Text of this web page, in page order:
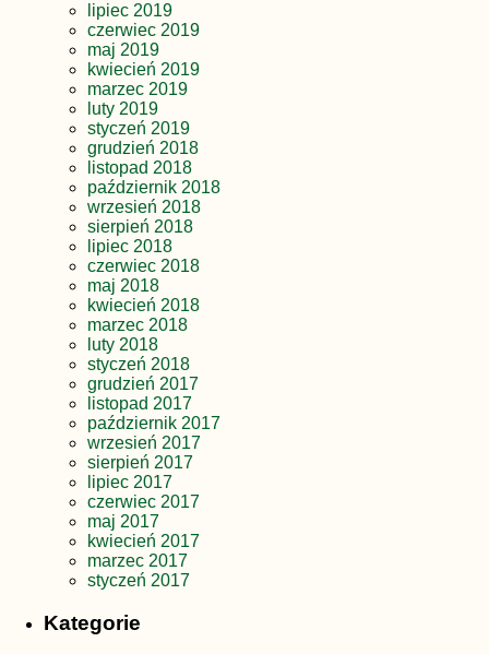
lipiec 2019
czerwiec 2019
maj 2019
kwiecień 2019
marzec 2019
luty 2019
styczeń 2019
grudzień 2018
listopad 2018
październik 2018
wrzesień 2018
sierpień 2018
lipiec 2018
czerwiec 2018
maj 2018
kwiecień 2018
marzec 2018
luty 2018
styczeń 2018
grudzień 2017
listopad 2017
październik 2017
wrzesień 2017
sierpień 2017
lipiec 2017
czerwiec 2017
maj 2017
kwiecień 2017
marzec 2017
styczeń 2017
Kategorie